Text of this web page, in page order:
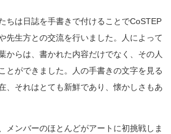
ちは日誌を手書きで付けることでCoSTEP
先生方との交流を行いました。人によって
からは、書かれた内容だけでなく、その人
とができました。人の手書きの文字を見る
、それはとても新鮮であり、懐かしさもあ
メンバーのほとんどがアートに初挑戦しま